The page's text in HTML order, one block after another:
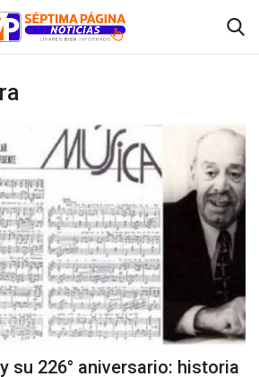
su 226° aniversario: historia